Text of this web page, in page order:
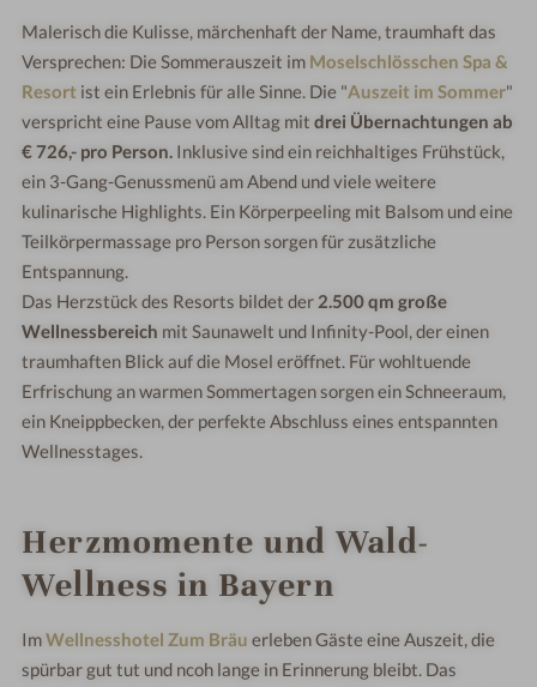
Malerisch die Kulisse, märchenhaft der Name, traumhaft das
Versprechen: Die Sommerauszeit im Moselschlösschen Spa &
Resort ist ein Erlebnis für alle Sinne. Die "Auszeit im Sommer"
verspricht eine Pause vom Alltag mitdrei Übernachtungen ab
€ 726,- pro Person. Inklusive sind ein reichhaltiges Frühstück,
ein 3-Gang-Genussmenü am Abend und viele weitere
kulinarische Highlights. Ein Körperpeeling mit Balsom und eine
Teilkörpermassage pro Person sorgen für zusätzliche
Entspannung.
Das Herzstück des Resorts bildet der 2.500 qm große
Wellnessbereich mit Saunawelt und Infinity-Pool, der einen
traumhaften Blick auf die Mosel eröffnet. Für wohltuende
Erfrischung an warmen Sommertagen sorgen ein Schneeraum,
ein Kneippbecken, der perfekte Abschluss eines entspannten
Wellnesstages.
Herzmomente und Wald-
Wellness in Bayern
ImWellnesshotel Zum Bräu erleben Gäste eine Auszeit, die
spürbar gut tut und ncoh lange in Erinnerung bleibt. Das